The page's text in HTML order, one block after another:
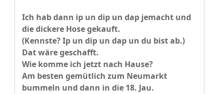
Ich hab dann ip un dip un dap jemacht und
die dickere Hose gekauft.
(Kennste? Ip un dip un dap un du bist ab.)
Dat wäre geschafft.
Wie komme ich jetzt nach Hause?
Am besten gemütlich zum Neumarkt
bummeln und dann in die 18. Jau.